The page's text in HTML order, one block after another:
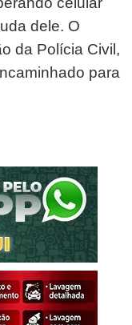
dele. O
da Polícia Civil,
para